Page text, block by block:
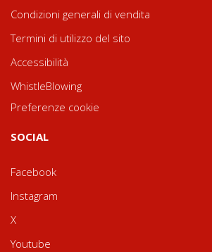
Condizioni generali di vendita
Termini di utilizzo del sito
Accessibilità
WhistleBlowing
Preferenze cookie
SOCIAL
Facebook
Instagram
X
Youtube